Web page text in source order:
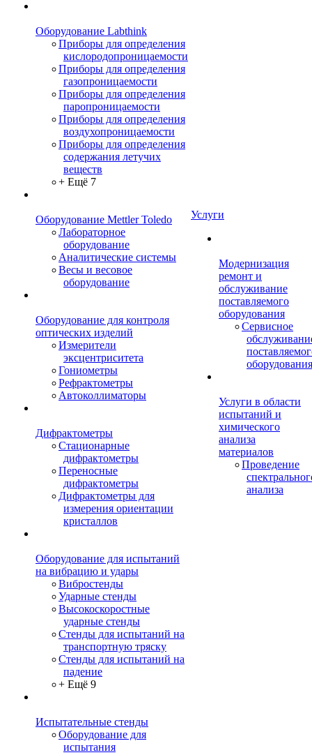
Оборудование Labthink
Приборы для определения
кислородопроницаемости
Приборы для определения
газопроницаемости
Приборы для определения
паропроницаемости
Приборы для определения
воздухопроницаемости
Приборы для определения
содержания летучих
веществ
+ Ещё 7
Оборудование Mettler Toledo
Лабораторное
оборудование
Аналитические системы
Весы и весовое
оборудование
Оборудование для контроля
оптических изделий
Измерители
эксцентриситета
Гониометры
Рефрактометры
Автоколлиматоры
Дифрактометры
Стационарные
дифрактометры
Переносные
дифрактометры
Дифрактометры для
измерения ориентации
кристаллов
Оборудование для испытаний
на вибрацию и удары
Вибростенды
Ударные стенды
Высокоскоростные
ударные стенды
Стенды для испытаний на
транспортную тряску
Стенды для испытаний на
падение
+ Ещё 9
Испытательные стенды
Оборудование для
испытания
Услуги
Модернизация
ремонт и
обслуживание
поставляемого
оборудования
Сервисное
оборудования
Услуги в области
испытаний и
химического
анализа
материалов
Проведение
анализа